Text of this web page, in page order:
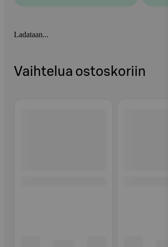
Ladataan...
Vaihtelua ostoskoriin